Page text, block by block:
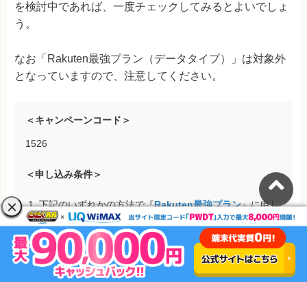
を検討中であれば、一度チェックしてみるとよいでしょ
う。
なお「Rakuten最強プラン（データタイプ）」は対象外
となっていますので、注意してください。
＜キャンペーンコード＞
1526
＜申し込み条件＞
下記のいずれかの方法で『Rakuten最強プラン』に申し
込む
- 新規
- 乗り換え（MNP）
- プラン変更